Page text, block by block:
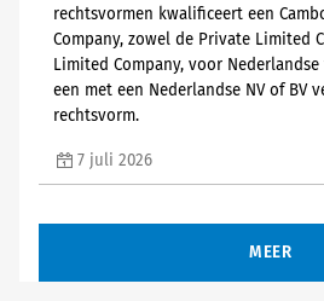
rechtsvormen kwalificeert een
Company, zowel de Private Limited
Limited Company, voor
een met een Nederlandse NV of BV
rechtsvorm.
7 juli 2026
MEER